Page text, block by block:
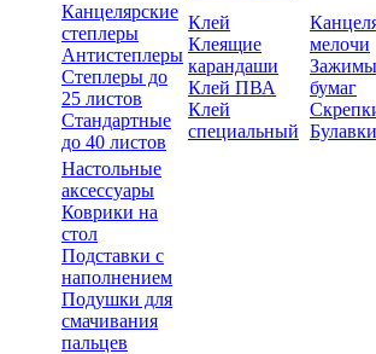
Канцелярские
степлеры
Антистеплеры
Степлеры до
25 листов
Стандартные
до 40 листов
Клей
Клеящие
карандаши
Клей ПВА
Клей
специальный
мелочи
бумаг
Булавки
Настольные
аксессуары
Коврики на
стол
Подставки с
наполнением
Подушки для
смачивания
пальцев